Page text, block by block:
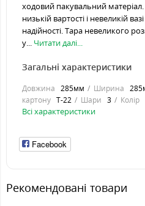
ходовий пакувальний
низькій вартості і невеликій
надійності. Тара невеликого
у... Читати далі...
Загальні характеристики
Довжина 285мм Ширина
картону Т-22 Шари 3 Колір
Всі характеристики
Facebook
Рекомендовані товари